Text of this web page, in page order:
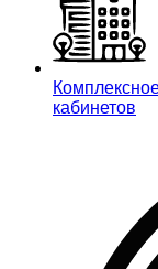
кабинетов